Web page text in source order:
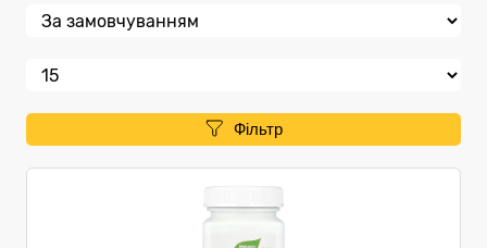
Фільтр